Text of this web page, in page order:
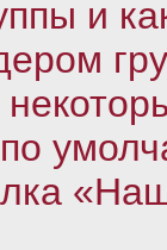
и